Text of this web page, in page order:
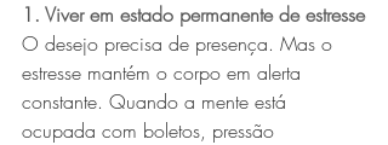
1. Viver em estado permanente de estresse
O desejo precisa de presença. Mas o
estresse mantém o corpo em alerta
constante. Quando a mente está
ocupada com boletos, pressão